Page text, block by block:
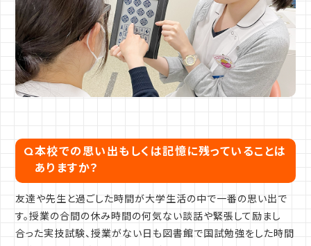
Q本校での思い出もしくは記憶に残っていることは
ありますか？
友達や先生と過ごした時間が大学生活の中で一番の思い出で
す。授業の合間の休み時間の何気ない談話や緊張して励まし
合った実技試験、授業がない日も図書館で国試勉強をした時間